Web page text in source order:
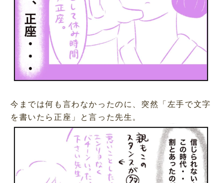
今までは何も言わなかったのに、突然「左手で文字
を書いたら正座」と言った先生。